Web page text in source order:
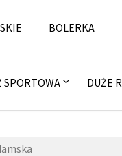
BOLERKA
SPORTOWA DUŻE